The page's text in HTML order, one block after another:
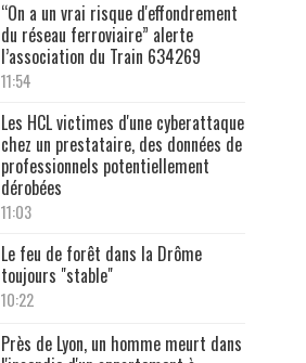
“On a un vrai risque d'effondrement
du réseau ferroviaire” alerte
l’association du Train 634269
11:54
Les HCL victimes d'une cyberattaque
chez un prestataire, des données de
professionnels potentiellement
dérobées
11:03
Le feu de forêt dans la Drôme
toujours "stable"
10:22
Près de Lyon, un homme meurt dans